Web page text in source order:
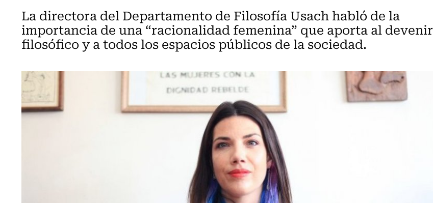
La directora del Departamento de Filosofía Usach habló de la
importancia de una “racionalidad femenina” que aporta al devenir
filosófico y a todos los espacios públicos de la sociedad.